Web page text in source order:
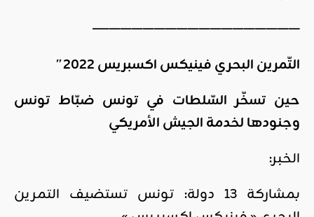
——————————————————–
التّمرين البحري فينيكس اكسبريس 2022″
حين تسخّر السّلطات في تونس ضبّاط تونس
وجنودها لخدمة الجيش الأمريكي
الخبر:
بمشاركة 13 دولة: تونس تستضيف التمرين